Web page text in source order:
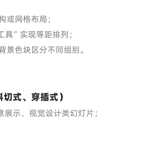
或网格布局；
”实现等距排列；
景色块区分不同组别。
式、穿插式）
展示、视觉设计类幻灯片；